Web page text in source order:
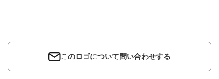
このロゴについて問い合わせする